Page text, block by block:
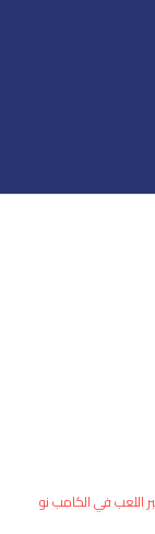
اللعب في الكامب نو